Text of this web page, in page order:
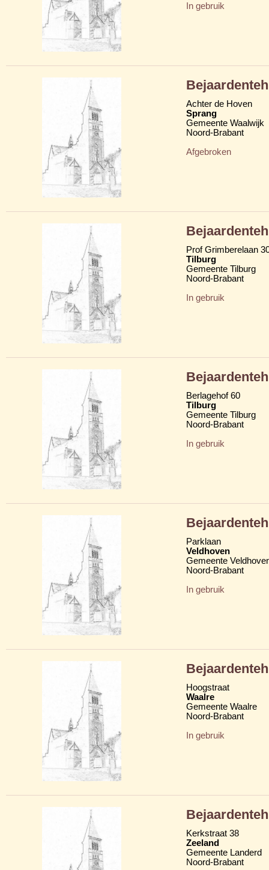
In gebruik
Achter de Hoven
Sprang
Gemeente Waalwijk
Noord-Brabant
Afgebroken
Prof Grimberelaan
Tilburg
Gemeente Tilburg
Noord-Brabant
In gebruik
Berlagehof 60
Tilburg
Gemeente Tilburg
Noord-Brabant
In gebruik
Parklaan
Veldhoven
Gemeente
Noord-Brabant
In gebruik
Hoogstraat
Waalre
Gemeente Waalre
Noord-Brabant
In gebruik
Kerkstraat 38
Zeeland
Gemeente Landerd
Noord-Brabant